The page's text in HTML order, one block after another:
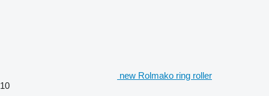
new Rolmako ring roller
10